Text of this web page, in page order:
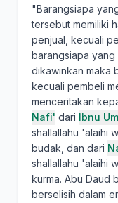
"Barangsiapa
tersebut memiliki
penjual, kecuali
barangsiapa yang
dikawinkan maka
kecuali pembeli
menceritakan
Nafi' dari Ibnu
shallallahu 'alaihi
budak, dan dari
shallallahu 'alaihi
kurma. Abu Daud
berselisih dalam